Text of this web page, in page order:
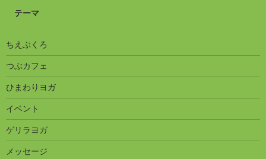
テーマ
ちえぶくろ
つぶカフェ
ひまわりヨガ
イベント
ゲリラヨガ
メッセージ